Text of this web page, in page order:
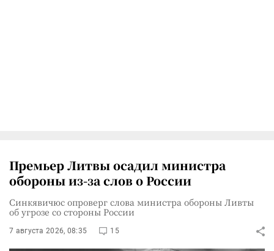
Премьер Литвы осадил министра
обороны из-за слов о России
Синкявичюс опроверг слова министра обороны Ливты
об угрозе со стороны России
7 августа 2026, 08:35 15